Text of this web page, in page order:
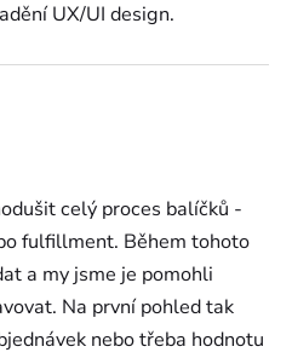
UX/UI design.
celý proces balíčků -
fulfillment. Během tohoto
a my jsme je pomohli
Na první pohled tak
nebo třeba hodnotu